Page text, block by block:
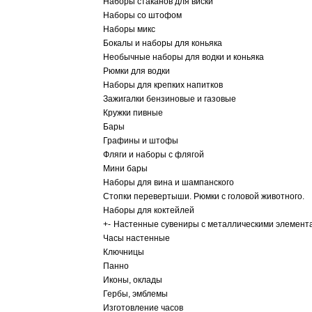
Наборы со штофом
Наборы микс
Бокалы и наборы для коньяка
Необычные наборы для водки и коньяка
Рюмки для водки
Наборы для крепких напитков
Зажигалки бензиновые и газовые
Кружки пивные
Бары
Графины и штофы
Фляги и наборы с флягой
Мини бары
Наборы для вина и шампанского
Стопки перевертыши. Рюмки с головой животного.
Наборы для коктейлей
+- Настенные сувениры с металлическими
Часы настенные
Ключницы
Панно
Иконы, оклады
Гербы, эмблемы
Изготовление часов